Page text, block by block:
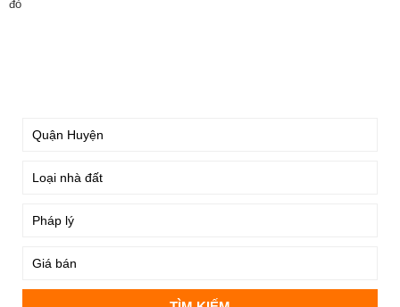
đỏ